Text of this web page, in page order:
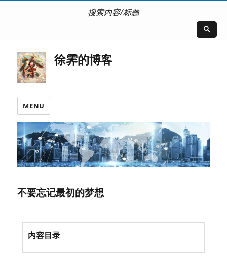
搜索内容/标题
徐霁的博客
MENU
不要忘记最初的梦想
内容目录